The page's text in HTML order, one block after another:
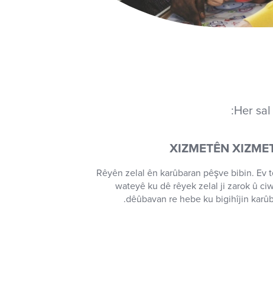
Her
XIZMETÊN
Rêyên zelal ên karûbaran pêşve bibin. Ev
wateyê ku dê rêyek zelal ji zarok û
dêûbavan re hebe ku bigihîjin